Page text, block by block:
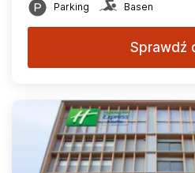
Parking Basen
Sprawdź